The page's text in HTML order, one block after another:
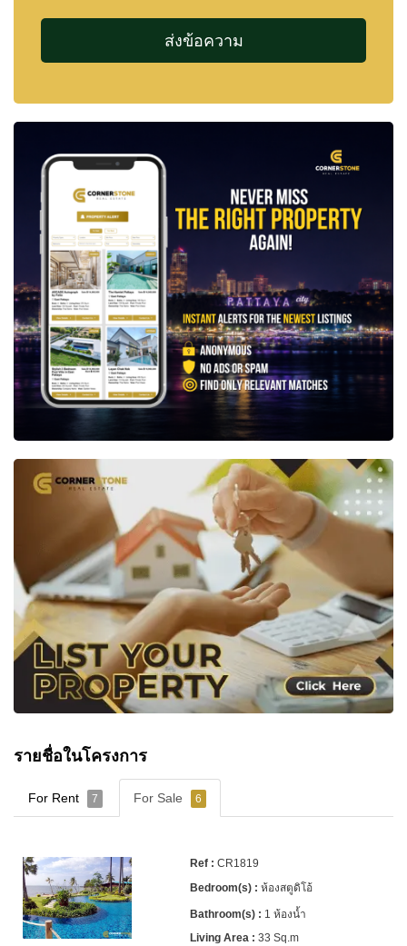
รายชื่อในโครงการ
For Rent 7 For Sale 6
CR1819
ห้องสตูดิโอ้
1 ห้องน้ำ
33 Sq.m